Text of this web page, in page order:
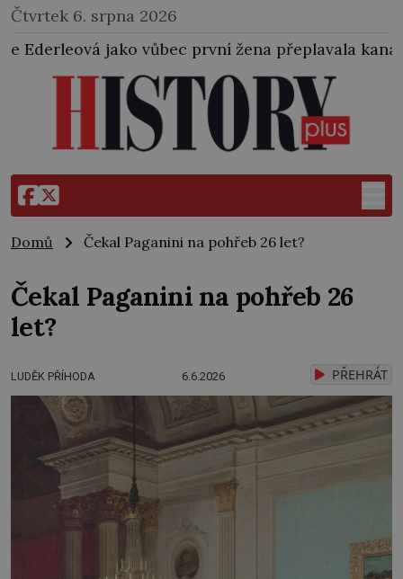
Čtvrtek 6. srpna 2026
první žena přeplavala kanál La Manche.
Domů Čekal Paganini na pohřeb 26 let?
Čekal Paganini na pohřeb 26
let?
LUDĚK PŘÍHODA 6.6.2026 PŘEHRÁT